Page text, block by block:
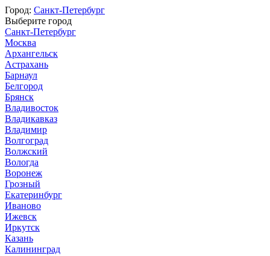
Город: Санкт-Петербург
Выберите город
Санкт-Петербург
Москва
Архангельск
Астрахань
Барнаул
Белгород
Брянск
Владивосток
Владикавказ
Владимир
Волгоград
Волжский
Вологда
Воронеж
Грозный
Екатеринбург
Иваново
Ижевск
Иркутск
Казань
Калининград